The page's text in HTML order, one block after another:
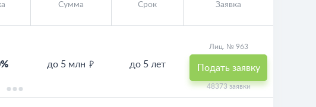
Сумма Срок Заявка
до 5 млн до 5 лет
Лиц. № 963
Подать заявку
48373 заявки